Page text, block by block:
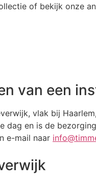
of bekijk onze
van een
vlak bij
dag en is de
e-mail naar